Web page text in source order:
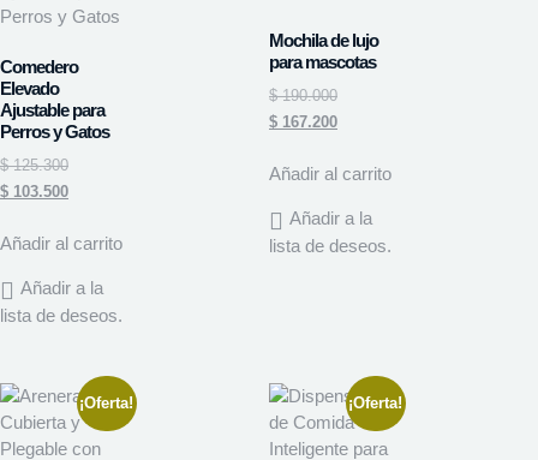
Comedero
Elevado
Ajustable para
Perros y Gatos
$125.300
$ 103.500
Añadir al carrito
Añadir a la
lista de deseos.
Mochila de lujo
para mascotas
$190.000
$ 167.200
Añadir al carrito
Añadir a la
lista de deseos.
¡Oferta! ¡Oferta!